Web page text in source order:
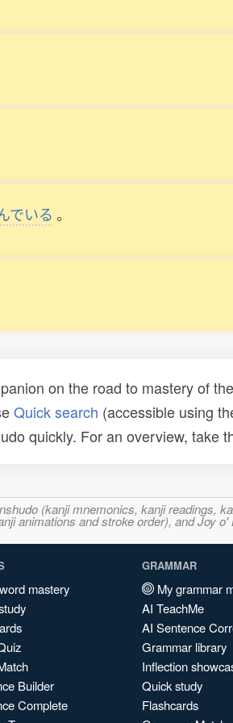
でいる 。
on the road to mastery of
Quick search (accessible using
quickly. For an overview, take
(kanji mnemonics, kanji readings,
animations and stroke order), and Joy
mastery
Builder
Complete
GRAMMAR
My grammar
AI TeachMe
AI Sentence
Grammar library
Inflection
Quick study
Flashcards